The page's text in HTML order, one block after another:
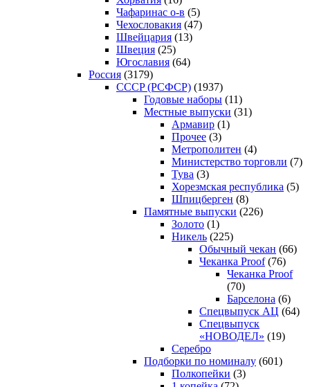
Чафаринас о-в (5)
Чехословакия (47)
Швейцария (13)
Швеция (25)
Югославия (64)
Россия (3179)
CCCP (РСФСР) (1937)
Годовые наборы (11)
Местные выпуски (31)
Армавир (1)
Прочее (3)
Метрополитен (4)
Министерство торговли (7)
Тува (3)
Хорезмская республика (5)
Шпицберген (8)
Памятные выпуски (226)
Золото (1)
Никель (225)
Обычный чекан (66)
Чеканка Proof(76)
Чеканка Proof
(70)
Барселона (6)
Спецвыпуск АЦ (64)
Спецвыпуск
«НОВОДЕЛ» (19)
Серебро
Подборки по номиналу (601)
Полкопейки (3)